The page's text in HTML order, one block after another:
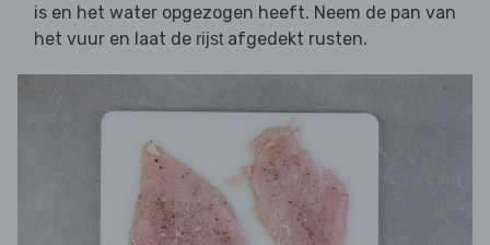
is en het water opgezogen heeft. Neem de pan van
het vuur en laat de rijst afgedekt rusten.